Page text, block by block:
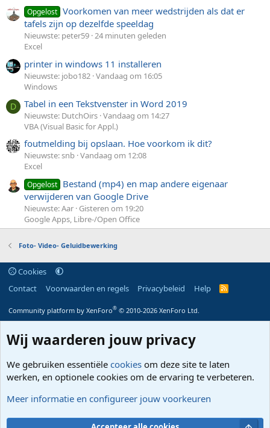
Opgelost Voorkomen van meer wedstrijden als dat er
tafels zijn op dezelfde speeldag
Nieuwste: peter59 24 minuten geleden
Excel
printer in windows 11 installeren
Nieuwste: jobo182 Vandaag om 16:05
Windows
D Tabel in een Tekstvenster in Word 2019
Nieuwste: DutchOirs Vandaag om 14:27
VBA (Visual Basic for Appl.)
foutmelding bij opslaan. Hoe voorkom ik dit?
Nieuwste: snb Vandaag om 12:08
Excel
Opgelost Bestand (mp4) en map andere eigenaar
verwijderen van Google Drive
Nieuwste: Aar Gisteren om 19:20
Google Apps, Libre-/Open Office
Foto- Video- Geluidbewerking
Cookies
Contact
Voorwaarden en regels Privacybeleid Help
R
S
Community platform by XenForo® © 2010-2026 XenForo Ltd.
Wij waarderen jouw privacy
We gebruiken essentiële cookies om deze site te laten
werken, en optionele cookies om de ervaring te verbeteren.
Meer informatie en configureer jouw voorkeuren